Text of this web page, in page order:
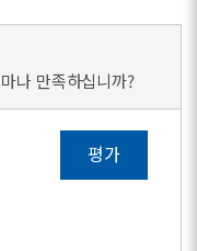
나 만족하십니까?
평가